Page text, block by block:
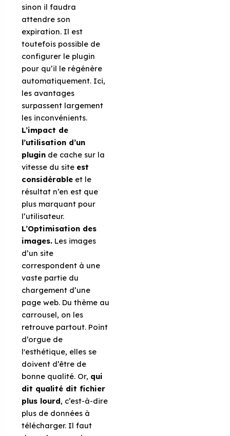
sinon il faudra
attendre son
expiration. Il est
toutefois possible de
configurer le plugin
pour qu’il le régénère
automatiquement. Ici,
les avantages
surpassent largement
les inconvénients.
L’impact de
l’utilisation d’un
plugin de cache sur la
vitesse du site est
considérable et le
résultat n’en est que
plus marquant pour
l’utilisateur.
L’Optimisation des
images. Les images
d’un site
correspondent à une
vaste partie du
chargement d’une
page web. Du thème au
carrousel, on les
retrouve partout. Point
d’orgue de
l'esthétique, elles se
doivent d’être de
bonne qualité. Or, qui
dit qualité dit fichier
plus lourd, c’est-à-dire
plus de données à
télécharger. Il faut